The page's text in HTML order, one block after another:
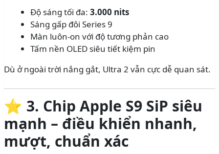
Độ sáng tối đa: 3.000 nits
Sáng gấp đôi Series 9
Màn luôn-on với độ tương phản cao
Tấm nền OLED siêu tiết kiệm pin
Dù ở ngoài trời nắng gắt, Ultra 2 vẫn cực dễ quan sát.
⭐ 3. Chip Apple S9 SiP siêu
mạnh – điều khiển nhanh,
mượt, chuẩn xác